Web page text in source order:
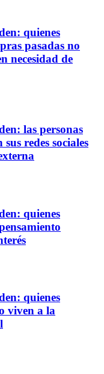
quienes
pasadas no
necesidad de
las personas
redes sociales
quienes
quienes
viven a la